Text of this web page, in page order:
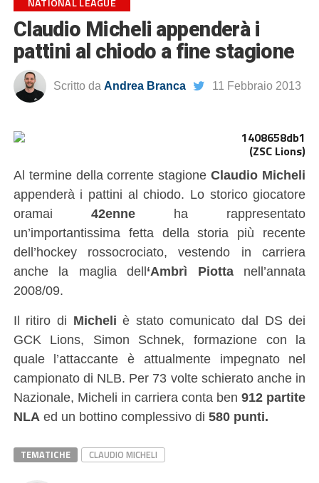
Claudio Micheli appenderà i
pattini al chiodo a fine stagione
Scritto da Andrea Branca 11 Febbraio 2013
(ZSC Lions)
Al termine della corrente stagioneClaudio Micheli
appenderà i pattini al chiodo. Lo storico giocatore
oramai 42enneha rappresentato
un’importantissima fetta della storia più recente
dell’hockey rossocrociato, vestendo in carriera
anche la maglia dell‘Ambrì Piottanell’annata
2008/09.
Il ritiro di Micheli è stato comunicato dal DS dei
GCK Lions, Simon Schnek, formazione con la
quale l’attaccante è attualmente impegnato nel
campionato di NLB. Per 73 volte schierato anche in
Nazionale, Micheli in carriera conta ben912 partite
NLA ed un bottino complessivo di 580 punti.
TEMATICHE CLAUDIO MICHELI